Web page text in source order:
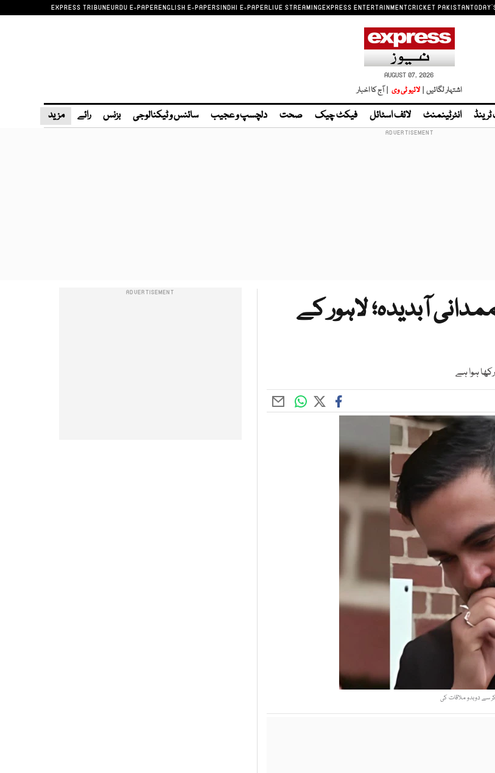
EXPRESS TRIBUNEURDU E-PAPERENGLISH E-PAPERSINDHI E-PAPERLIVE STREAMINGEXPRESS ENTERTAINMENTCRICKET PAKISTAN
AUGUST 07, 2026
اشتہار لگائیں | لائیو ٹی وی | آج کا اخبار
انٹرٹینمنٹ لائف اسٹائل فیکٹ چیک صحت دلچسپ و عجیب سائنس و ٹیکنالوجی بزنس رائے مزید
آبدیدہ؛ لاہور کے
ہوا ہے